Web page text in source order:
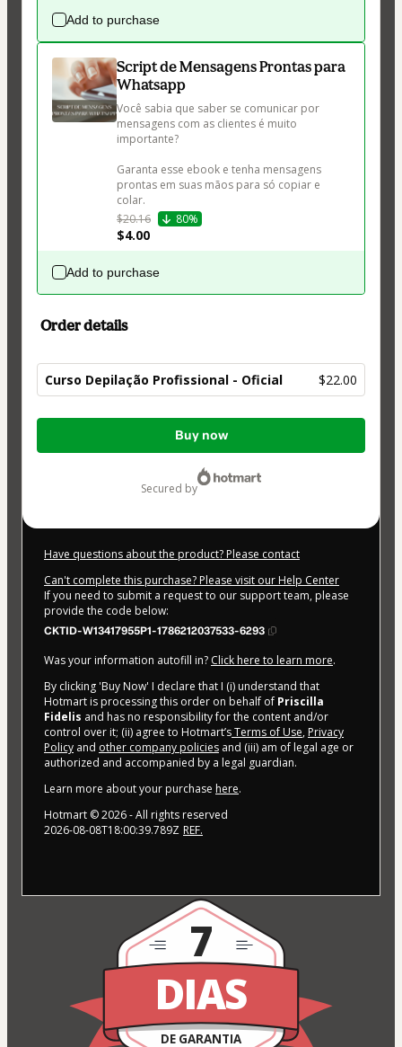
Add to purchase
Script de Mensagens Prontas para
Whatsapp
Você sabia que saber se comunicar por
mensagens com as clientes é muito
importante?
Garanta esse ebook e tenha mensagens
prontas em suas mãos para só copiar e
colar.
$20.16
80%
$4.00
Add to purchase
Order details
Curso Depilação Profissional - Oficial $22.00
Total
Buy now
secured by
Have questions about the product? Please contact
Can't complete this purchase? Please visit our Help Center
If you need to submit a request to our support team, please
provide the code below:
CKTID-W13417955P1-1786212037533-6293
Was your information autofill in? Click here to learn more.
By clicking 'Buy Now' I declare that I (i) understand that
Hotmart is processing this order on behalf of Priscilla
Fidelis and has no responsibility for the content and/or
control over it; (ii) agree to Hotmart’sTerms of Use, Privacy
Policy and other company policies and (iii) am of legal age or
authorized and accompanied by a legal guardian.
Learn more about your purchase here.
Hotmart ©2026- All rights reserved
2026-08-08T18:00:39.789Z REF.
DIAS
DE GARANTIA
7